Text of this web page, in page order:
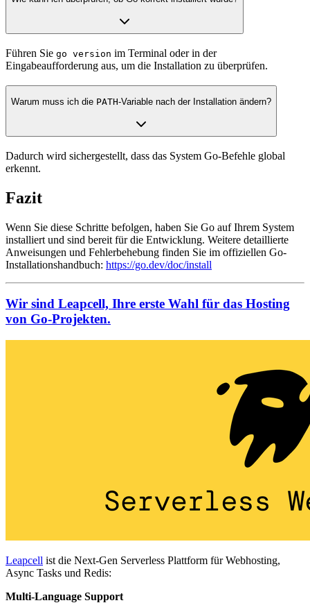
Führen Sie go version im Terminal oder in der
Eingabeaufforderung aus, um die Installation zu überprüfen.
Warum muss ich die PATH-Variable nach der Installation ändern?
Dadurch wird sichergestellt, dass das System Go-Befehle global
erkennt.
Fazit
Wenn Sie diese Schritte befolgen, haben Sie Go auf Ihrem System
installiert und sind bereit für die Entwicklung. Weitere detaillierte
Anweisungen und Fehlerbehebung finden Sie im offiziellen Go-
Installationshandbuch: https://go.dev/doc/install
Wir sind Leapcell, Ihre erste Wahl für das Hosting
von Go-Projekten.
Leapcell ist die Next-Gen Serverless Plattform für Webhosting,
Async Tasks und Redis:
Multi-Language Support